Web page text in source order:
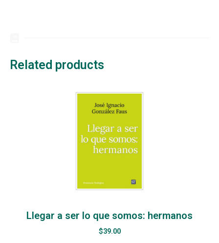
Related products
Llegar a ser lo que somos: hermanos
$39.00